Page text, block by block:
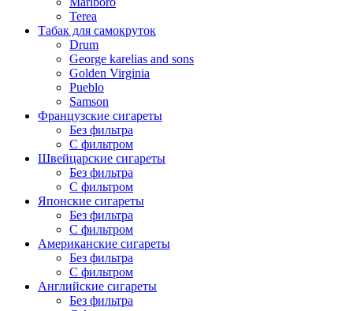
Terea
Табак для самокруток
Drum
George karelias and sons
Golden Virginia
Pueblo
Samson
Французские сигареты
Без фильтра
С фильтром
Швейцарские сигареты
Без фильтра
С фильтром
Японские сигареты
Без фильтра
С фильтром
Американские сигареты
Без фильтра
С фильтром
Английские сигареты
Без фильтра